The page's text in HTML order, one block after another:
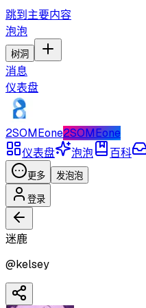
跳到主要内容
泡泡
树洞
消息
仪表盘
2SOMEone2SOMEone
仪表盘
泡泡 百科
更多 发泡泡
登录
迷鹿
@kelsey